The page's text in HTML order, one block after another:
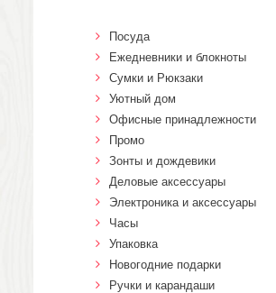
Посуда
Ежедневники и блокноты
Сумки и Рюкзаки
Уютный дом
Офисные принадлежности
Промо
Зонты и дождевики
Деловые аксессуары
Электроника и аксессуары
Часы
Упаковка
Новогодние подарки
Ручки и карандаши